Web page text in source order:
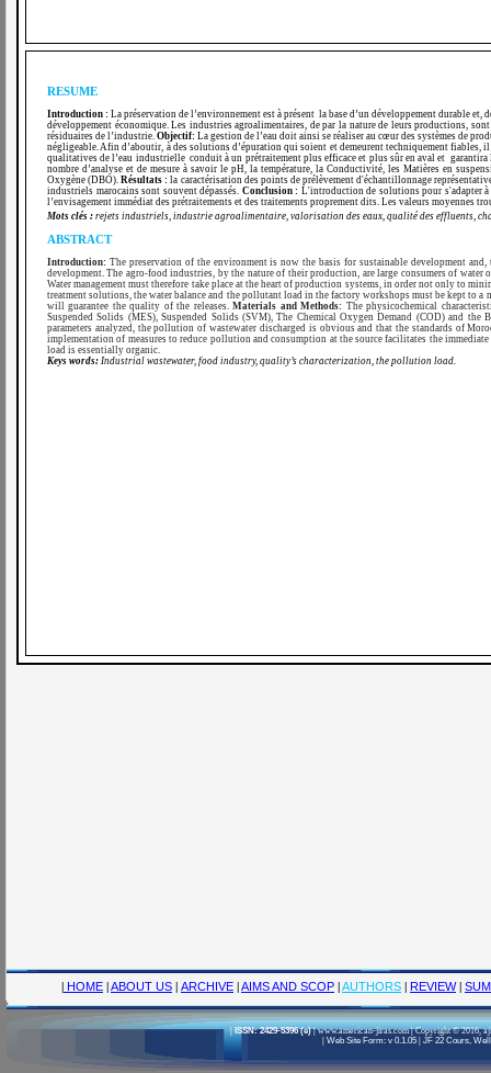
| ISSN: 2429-5396 (e)|www.american-jiras.com | Copyright © 2016,
Web Site Form: v 0.1.05 JF 22 Cours,
| HOME |ABOUT US | ARCHIVE |AIMS AND SCOP |AUTHORS | REVIEW |
RESUME
Introduction : La préservation de l’environnement est à présent la base d’un développement durable
développement économique. Les industries agroalimentaires, de par la nature de leurs productions,
résiduaires de l’industrie. Objectif: La gestion de l’eau doit ainsi se réaliser au cœur des systèmes de
négligeable. Afin d’aboutir, à des solutions d’épuration qui soient et demeurent techniquement
qualitatives de l’eau industrielle conduit à un prétraitement plus efficace et plus sûr en aval et
nombre d’analyse et de mesure à savoir le pH, la température, la Conductivité, les Matières en
Oxygène (DBO).Résultats : la caractérisation des points de prélèvement d'échantillonnage
industriels marocains sont souvent dépassés. Conclusion : L'introduction de solutions pour s'adapter
l’envisagement immédiat des prétraitements et des traitements proprement dits. Les valeurs moyennes
Mots clés : rejets industriels, industrie agroalimentaire, valorisation des eaux, qualité des effluents,
ABSTRACT
Introduction: The preservation of the environment is now the basis for sustainable development
development. The agro-food industries, by the nature of their production, are large consumers of
Water management must therefore take place at the heart of production systems, in order not only to
treatment solutions, the water balance and the pollutant load in the factory workshops must be kept to
will guarantee the quality of the releases.Materials and Methods: The physicochemical
Suspended Solids (MES), Suspended Solids (SVM), The Chemical Oxygen Demand (COD) and the
parameters analyzed, the pollution of wastewater discharged is obvious and that the standards of
implementation of measures to reduce pollution and consumption at the source facilitates the
load is essentially organic.
Keys words: Industrial wastewater, food industry, quality’s characterization, the pollution load.